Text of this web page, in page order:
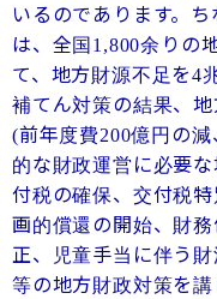
いるのであります。
は、全国1,800余りの
て、地方財源不足を4
補てん対策の結果、
(前年度費200億円の減
的な財政運営に必要
付税の確保、交付税
画的償還の開始、財
正、児童手当に伴う
等の地方財政対策を講